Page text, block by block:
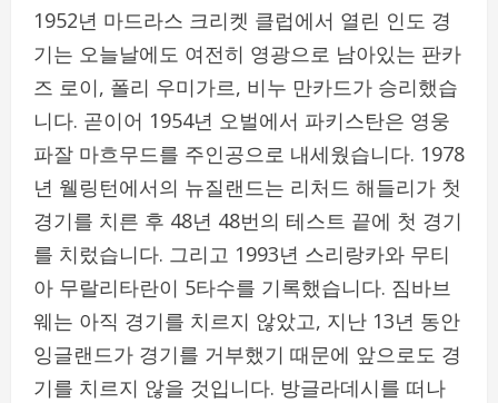
1952년 마드라스 크리켓 클럽에서 열린 인도 경
기는 오늘날에도 여전히 영광으로 남아있는 판카
즈 로이, 폴리 우미가르, 비누 만카드가 승리했습
니다. 곧이어 1954년 오벌에서 파키스탄은 영웅
파잘 마흐무드를 주인공으로 내세웠습니다. 1978
년 웰링턴에서의 뉴질랜드는 리처드 해들리가 첫
경기를 치른 후 48년 48번의 테스트 끝에 첫 경기
를 치렀습니다. 그리고 1993년 스리랑카와 무티
아 무랄리타란이 5타수를 기록했습니다. 짐바브
웨는 아직 경기를 치르지 않았고, 지난 13년 동안
잉글랜드가 경기를 거부했기 때문에 앞으로도 경
기를 치르지 않을 것입니다. 방글라데시를 떠나